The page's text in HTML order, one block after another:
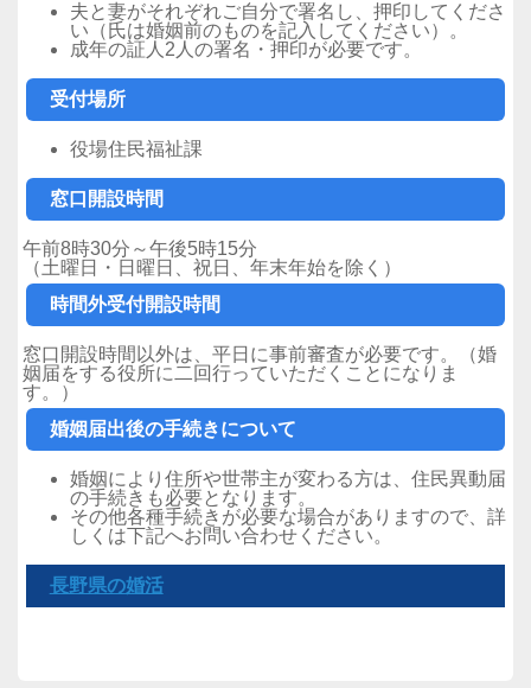
夫と妻がそれぞれご自分で署名し、押印してくださ
い（氏は婚姻前のものを記入してください）。
成年の証人2人の署名・押印が必要です。
受付場所
役場住民福祉課
窓口開設時間
午前8時30分～午後5時15分
（土曜日・日曜日、祝日、年末年始を除く）
時間外受付開設時間
窓口開設時間以外は、平日に事前審査が必要です。（婚
姻届をする役所に二回行っていただくことになりま
す。）
婚姻届出後の手続きについて
婚姻により住所や世帯主が変わる方は、住民異動届
の手続きも必要となります。
その他各種手続きが必要な場合がありますので、詳
しくは下記へお問い合わせください。
長野県の婚活